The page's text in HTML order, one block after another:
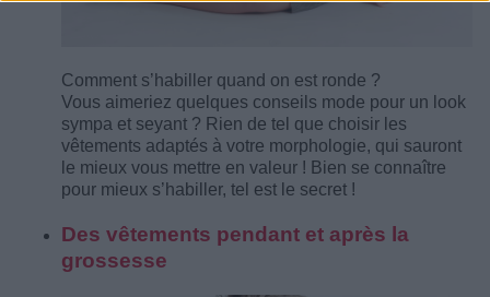
Comment s’habiller quand on est ronde ?
Vous aimeriez quelques conseils mode pour un look
sympa et seyant ? Rien de tel que choisir les
vêtements adaptés à votre morphologie, qui sauront
le mieux vous mettre en valeur ! Bien se connaître
pour mieux s’habiller, tel est le secret !
Des vêtements pendant et après la
grossesse